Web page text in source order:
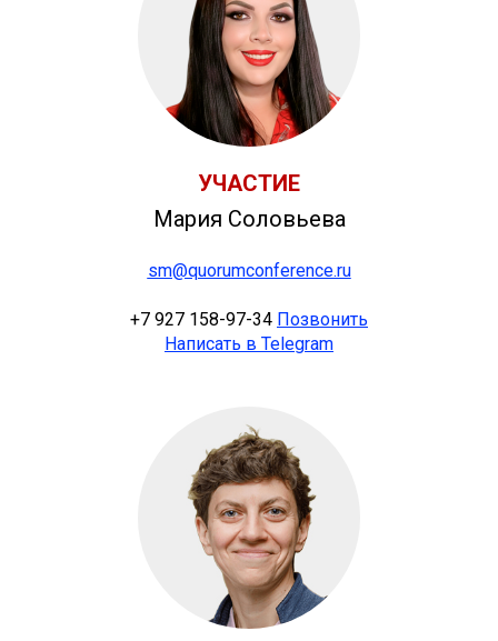
УЧАСТИЕ
Мария Соловьева
sm@quorumconference.ru
+7 927 158-97-34 Позвонить
Написать в Telegram